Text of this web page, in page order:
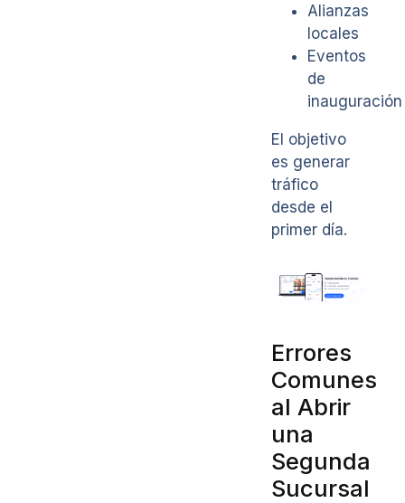
Alianzas
locales
Eventos
de
inauguración
El objetivo
es generar
tráfico
desde el
primer día.
Errores
Comunes
al Abrir
una
Segunda
Sucursal